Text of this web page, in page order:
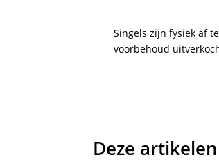
Singels zijn fysiek af
voorbehoud
Deze